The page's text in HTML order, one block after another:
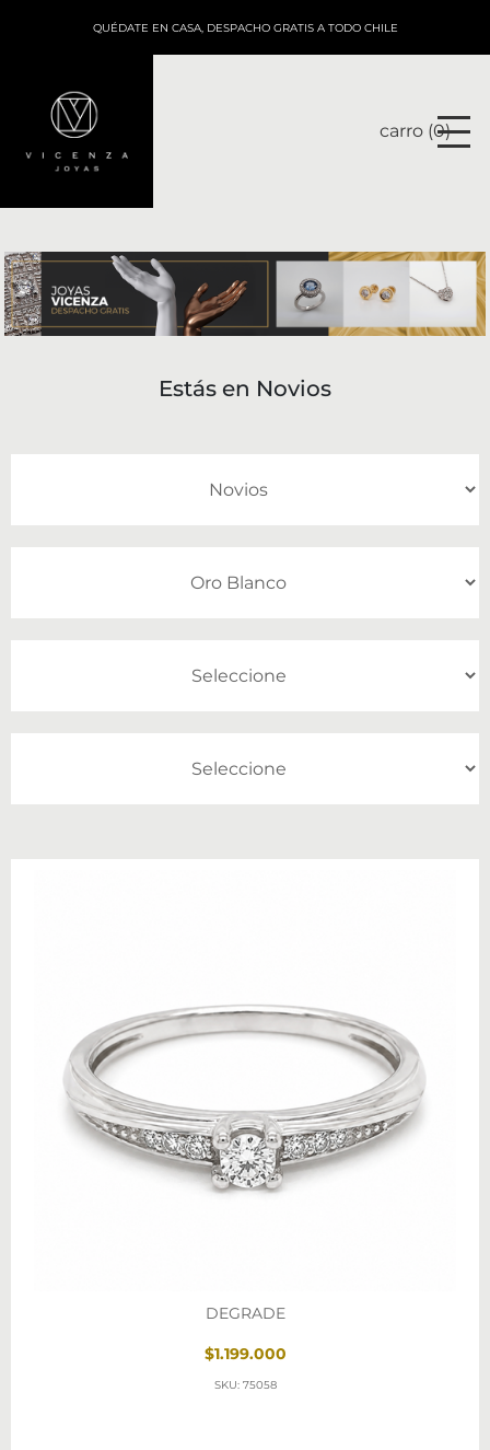
QUÉDATE EN CASA, DESPACHO GRATIS A TODO CHILE
carro (0)
Estás en Novios
DEGRADE
$1.199.000
SKU: 75058